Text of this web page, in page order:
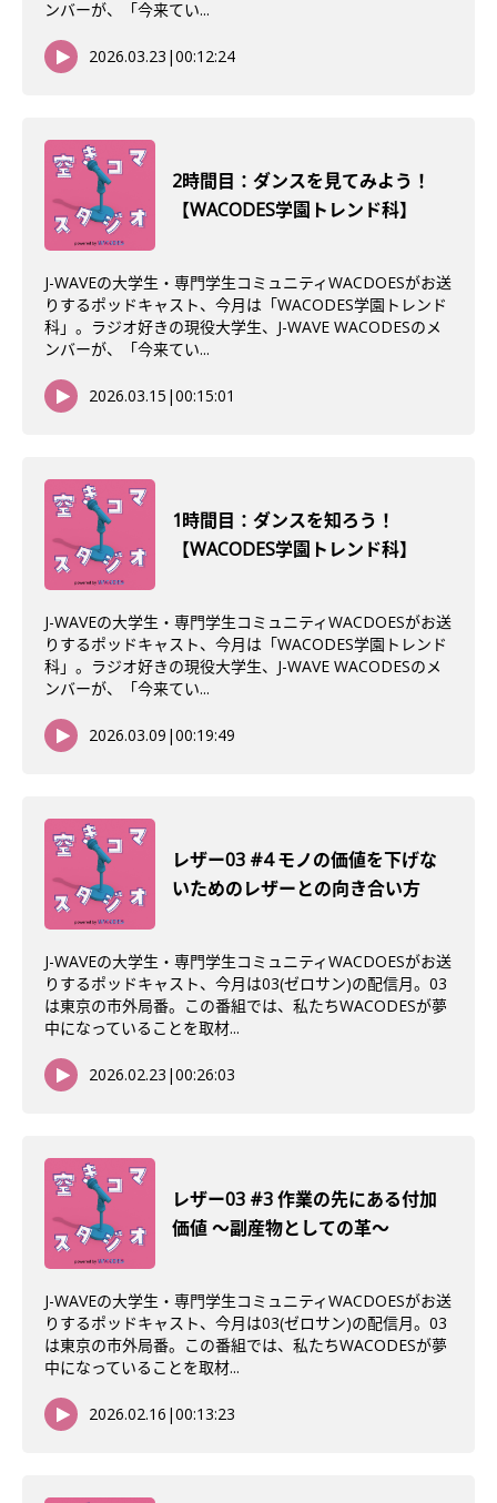
ンバーが、「今来てい...
2026.03.23 |00:12:24
2時間目：ダンスを見てみよう！
【WACODES学園トレンド科】
J-WAVEの大学生・専門学生コミュニティWACDOESがお送
りするポッドキャスト、今月は「WACODES学園トレンド
科」。ラジオ好きの現役大学生、J-WAVE WACODESのメ
ンバーが、「今来てい...
2026.03.15 |00:15:01
1時間目：ダンスを知ろう！
【WACODES学園トレンド科】
J-WAVEの大学生・専門学生コミュニティWACDOESがお送
りするポッドキャスト、今月は「WACODES学園トレンド
科」。ラジオ好きの現役大学生、J-WAVE WACODESのメ
ンバーが、「今来てい...
2026.03.09 |00:19:49
レザー03 #4 モノの価値を下げな
いためのレザーとの向き合い方
J-WAVEの大学生・専門学生コミュニティWACDOESがお送
りするポッドキャスト、今月は03(ゼロサン)の配信月。03
は東京の市外局番。この番組では、私たちWACODESが夢
中になっていることを取材...
2026.02.23 |00:26:03
レザー03 #3 作業の先にある付加
価値 〜副産物としての革〜
J-WAVEの大学生・専門学生コミュニティWACDOESがお送
りするポッドキャスト、今月は03(ゼロサン)の配信月。03
は東京の市外局番。この番組では、私たちWACODESが夢
中になっていることを取材...
2026.02.16 |00:13:23